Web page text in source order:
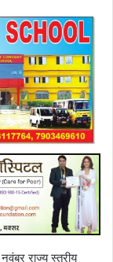
राज्य स्तरीय